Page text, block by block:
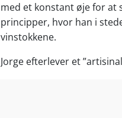
med et konstant øje for at
principper, hvor han i
vinstokkene.
Jorge efterlever et